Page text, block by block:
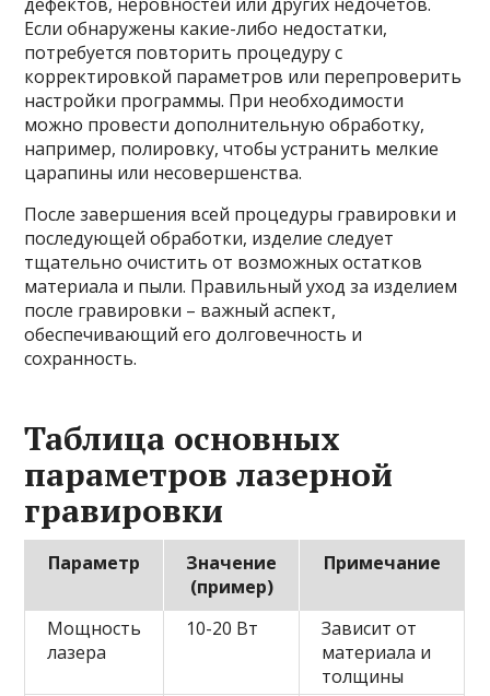
Если обнаружены какие-либо недостатки,
потребуется повторить процедуру с
корректировкой параметров или перепроверить
настройки программы. При необходимости
можно провести дополнительную обработку,
например, полировку, чтобы устранить мелкие
царапины или несовершенства.
После завершения всей процедуры гравировки и
последующей обработки, изделие следует
тщательно очистить от возможных остатков
материала и пыли. Правильный уход за изделием
после гравировки – важный аспект,
обеспечивающий его долговечность и
сохранность.
Таблица основных
параметров лазерной
гравировки
Параметр
Значение
(пример)
Примечание
Мощность
лазера
10-20 Вт
Зависит от
материала и
толщины